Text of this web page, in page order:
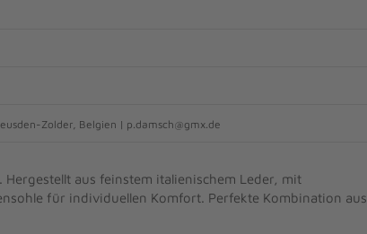
Zolder, Belgien | p.damsch@gmx.de
aus feinstem italienischem Leder, mit
für individuellen Komfort. Perfekte Kombination aus